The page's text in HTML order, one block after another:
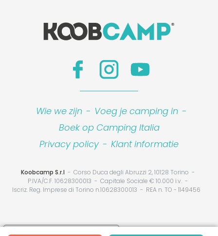
Wie we zijn - Voeg je camping in -
Boek op Camping Italia
Privacy policy - Klant informatie
Koobcamp S.r.l
Corso Duca degli Abruzzi 2, 10128 Torino
P.IVA/C.F. 10628300013
Capitale Sociale € 10.000 i.v.
Iscriz. Reg. Imprese di Torino n.10628300013
REA n. TO - 1149456
Your Privacy Choices